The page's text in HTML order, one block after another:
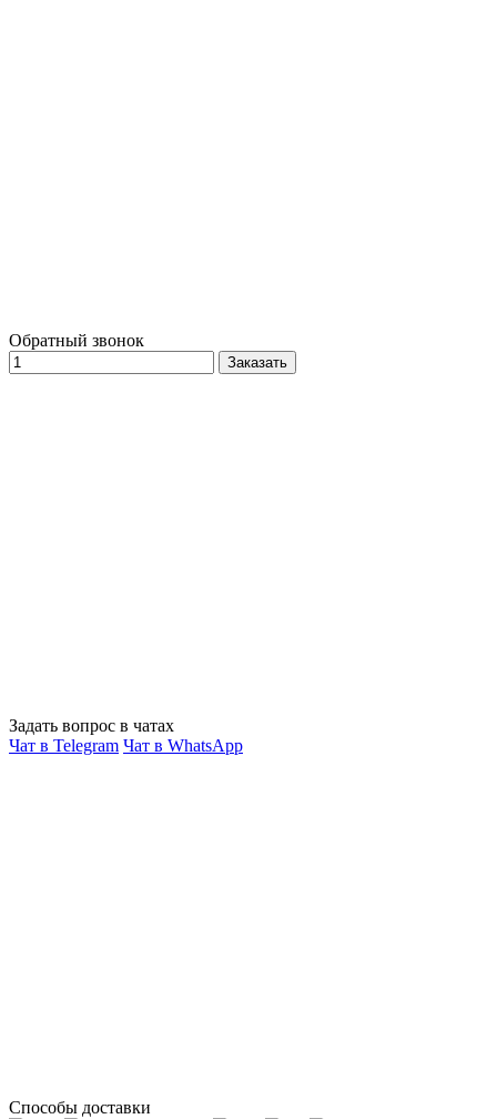
Обратный звонок
Заказать
Задать вопрос в чатах
Чат в Telegram Чат в WhatsApp
Способы доставки